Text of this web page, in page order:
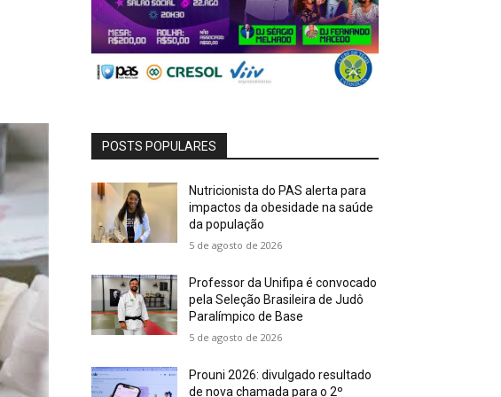
POSTS POPULARES
Nutricionista do PAS alerta para
impactos da obesidade na saúde
da população
5 de agosto de 2026
Professor da Unifipa é convocado
pela Seleção Brasileira de Judô
Paralímpico de Base
5 de agosto de 2026
Prouni 2026: divulgado resultado
de nova chamada para o 2º